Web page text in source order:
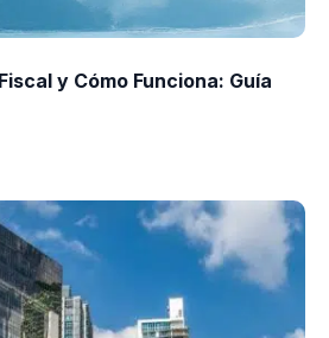
y Cómo Funciona: Guía